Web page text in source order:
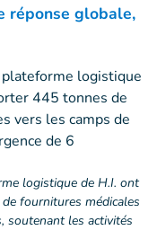
réponse globale,
logistique de H.I. ont
fournitures médicales
soutenant les activités